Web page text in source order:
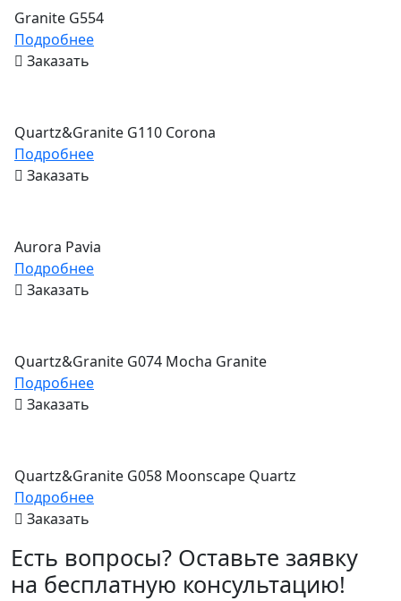
Granite G554
Подробнее
Заказать
Quartz&Granite G110 Corona
Подробнее
Заказать
Aurora Pavia
Подробнее
Заказать
Quartz&Granite G074 Mocha Granite
Подробнее
Заказать
Quartz&Granite G058 Moonscape Quartz
Подробнее
Заказать
Есть вопросы? Оставьте заявку
на бесплатную консультацию!